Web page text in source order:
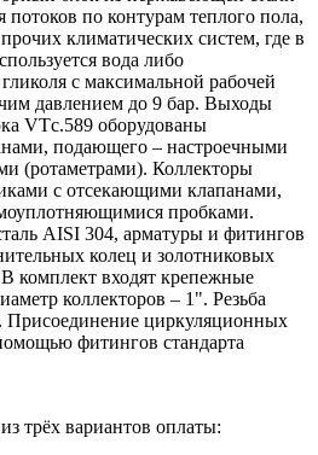
потоков по контурам теплого пола,
климатических систем, где в
вода либо
с максимальной рабочей
давлением до 9 бар. Выходы
VTс.589 оборудованы
подающего – настроечными
(ротаметрами). Коллекторы
с отсекающими клапанами,
пробками.
AISI 304, арматуры и фитингов
колец и золотниковых
комплект входят крепежные
коллекторов – 1". Резьба
Присоединение циркуляционных
фитингов стандарта
трёх вариантов оплаты: